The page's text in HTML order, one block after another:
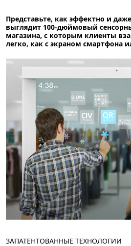
Представьте, как эффектно и
выглядит 100-дюймовый
магазина, с которым клиенты
легко, как с экраном смартфона
ЗАПАТЕНТОВАННЫЕ ТЕХНОЛОГИИ